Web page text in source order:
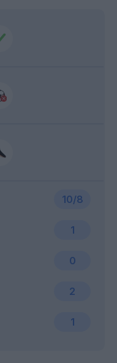
10/8
2
1
1
0